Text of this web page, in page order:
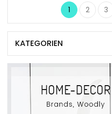
1
2 3
KATEGORIEN